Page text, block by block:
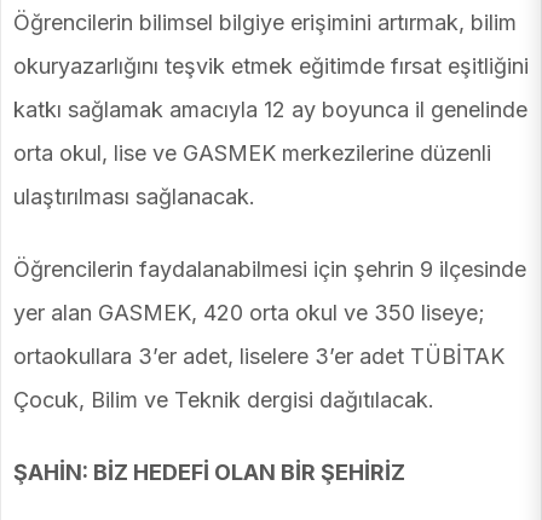
Öğrencilerin bilimsel bilgiye erişimini artırmak, bilim
okuryazarlığını teşvik etmek eğitimde fırsat eşitliğini
katkı sağlamak amacıyla 12 ay boyunca il genelinde
orta okul, lise ve GASMEK merkezilerine düzenli
ulaştırılması sağlanacak.
Öğrencilerin faydalanabilmesi için şehrin 9 ilçesinde
yer alan GASMEK, 420 orta okul ve 350 liseye;
ortaokullara 3’er adet, liselere 3’er adet TÜBİTAK
Çocuk, Bilim ve Teknik dergisi dağıtılacak.
ŞAHİN: BİZ HEDEFİ OLAN BİR ŞEHİRİZ